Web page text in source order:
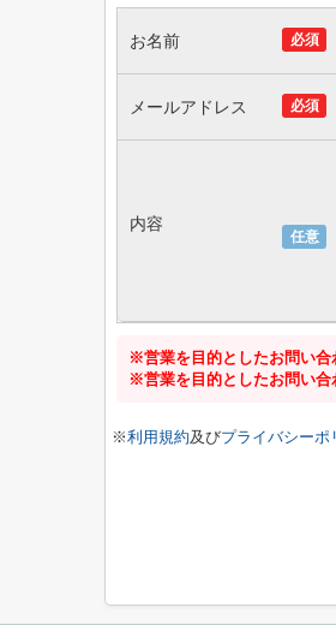
必須
お名前
必須
メールアドレス
任意
内容
※営業を目的としたお問い合
※営業を目的としたお問い合
※利用規約及びプライバシーポ